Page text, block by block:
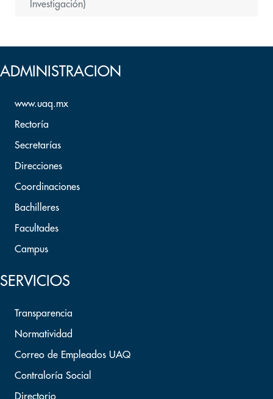
Investigación)
ADMINISTRACION
www.uaq.mx
Rectoría
Secretarías
Direcciones
Coordinaciones
Bachilleres
Facultades
Campus
SERVICIOS
Transparencia
Normatividad
Correo de Empleados UAQ
Contraloría Social
Directorio